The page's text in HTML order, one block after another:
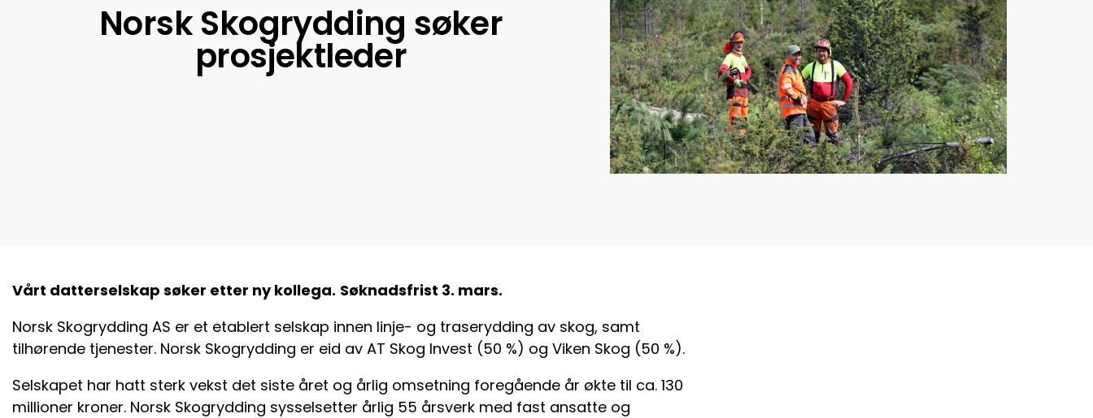
Norsk Skogrydding søker
prosjektleder
Vårt datterselskap søker etter ny kollega. Søknadsfrist 3. mars.
Norsk Skogrydding AS er et etablert selskap innen linje- og traserydding av skog, samt
tilhørende tjenester. Norsk Skogrydding er eid av AT Skog Invest (50 %) og Viken Skog (50 %).
Selskapet har hatt sterk vekst det siste året og årlig omsetning foregående år økte til ca. 130
millioner kroner. Norsk Skogrydding sysselsetter årlig 55 årsverk med fast ansatte og